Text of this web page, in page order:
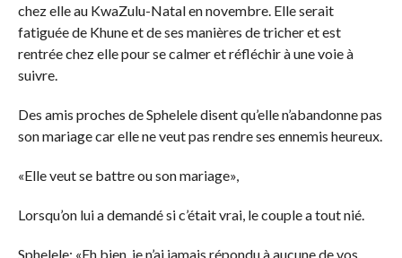
chez elle au KwaZulu-Natal en novembre. Elle serait
fatiguée de Khune et de ses manières de tricher et est
rentrée chez elle pour se calmer et réfléchir à une voie à
suivre.
Des amis proches de Sphelele disent qu’elle n’abandonne pas
son mariage car elle ne veut pas rendre ses ennemis heureux.
«Elle veut se battre ou son mariage»,
Lorsqu’on lui a demandé si c’était vrai, le couple a tout nié.
Sphelele: «Eh bien, je n’ai jamais répondu à aucune de vos